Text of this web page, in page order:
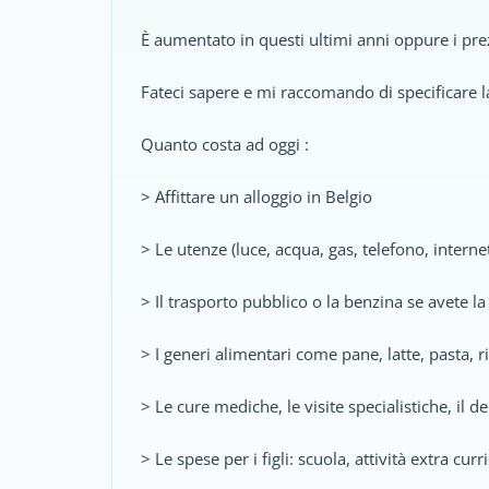
È aumentato in questi ultimi anni oppure i
Fateci sapere e mi raccomando di specificare
Quanto costa ad oggi :
> Affittare un alloggio in Belgio
> Le utenze (luce, acqua, gas, telefono,
> Il trasporto pubblico o la benzina se avete
> I generi alimentari come pane, latte, pasta,
> Le cure mediche, le visite specialistiche, il
> Le spese per i figli: scuola, attività extra